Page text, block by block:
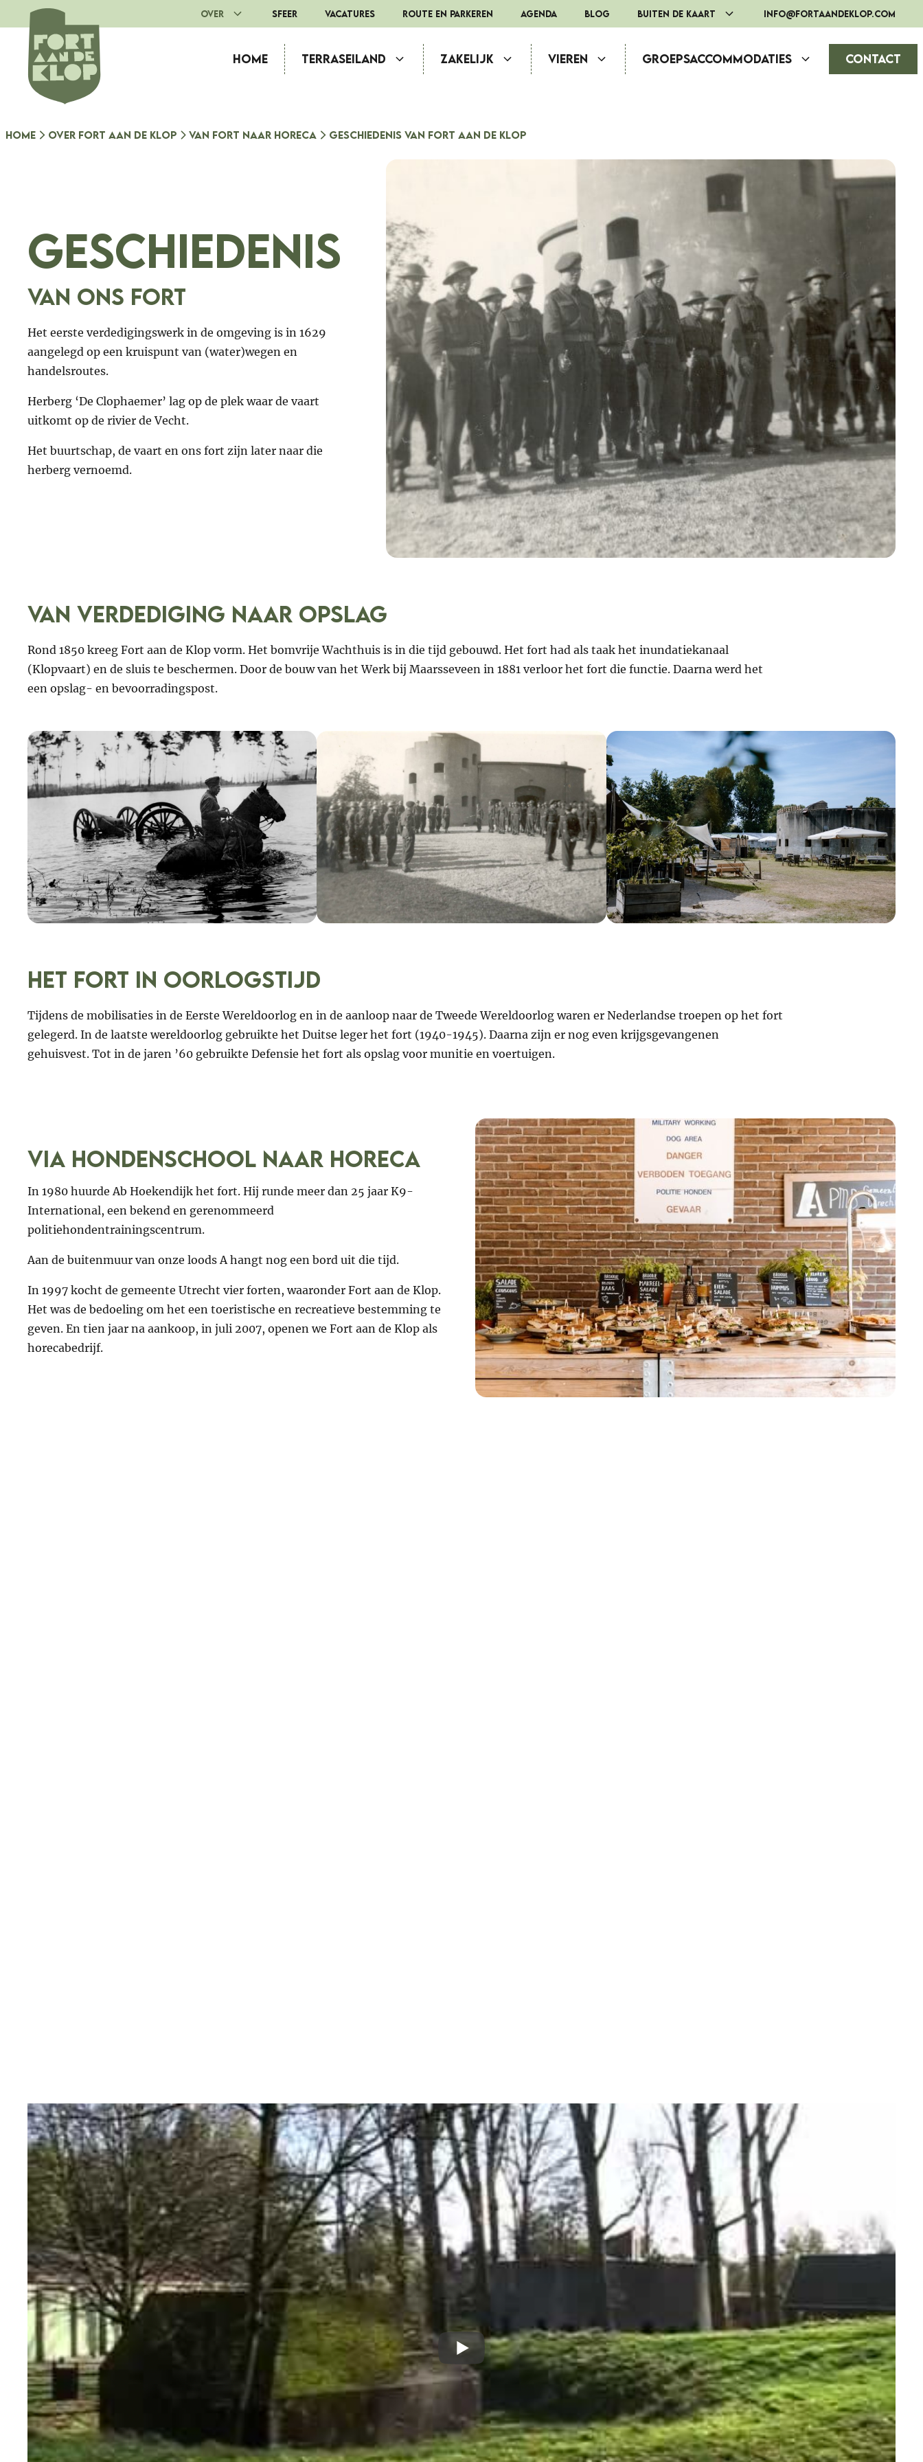
naar
inhoud
Over Sfeer Vacatures route en parkeren Agenda Blog Buiten de Kaart info@fortaandeklop.com
Home Terraseiland Zakelijk Vieren Groepsaccommodaties Contact
Home Over Fort aan de Klop Van fort naar horeca Geschiedenis van Fort aan de Klop
Geschiedenis
van ons Fort
Het eerste verdedigingswerk in de omgeving is in 1629
aangelegd op een kruispunt van (water)wegen en
handelsroutes.
Herberg ‘De Clophaemer’ lag op de plek waar de vaart
uitkomt op de rivier de Vecht.
Het buurtschap, de vaart en ons fort zijn later naar die
herberg vernoemd.
van verdediging naar opslag
Rond 1850 kreeg Fort aan de Klop vorm. Het bomvrije Wachthuis is in die tijd gebouwd. Het fort had als taak het inundatiekanaal
(Klopvaart) en de sluis te beschermen. Door de bouw van het Werk bij Maarsseveen in 1881 verloor het fort die functie. Daarna werd het
een opslag- en bevoorradingspost.
Het fort in oorlogstijd
Tijdens de mobilisaties in de Eerste Wereldoorlog en in de aanloop naar de Tweede Wereldoorlog waren er Nederlandse troepen op het fort
gelegerd. In de laatste wereldoorlog gebruikte het Duitse leger het fort (1940-1945). Daarna zijn er nog even krijgsgevangenen
gehuisvest. Tot in de jaren ’60 gebruikte Defensie het fort als opslag voor munitie en voertuigen.
Via hondenschool naar horeca
In 1980 huurde Ab Hoekendijk het fort. Hij runde meer dan 25 jaar K9-
International, een bekend en gerenommeerd
politiehondentrainingscentrum.
Aan de buitenmuur van onze loods A hangt nog een bord uit die tijd.
In 1997 kocht de gemeente Utrecht vier forten, waaronder Fort aan de Klop.
Het was de bedoeling om het een toeristische en recreatieve bestemming te
geven. En tien jaar na aankoop, in juli 2007, openen we Fort aan de Klop als
horecabedrijf.